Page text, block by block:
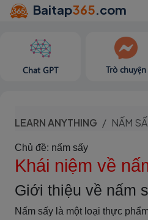
Baitap365.com
Chat GPT Trò chuyện
LEARN ANYTHING NẤM
Chủ đề: nấm sấy
Khái niệm về
Giới thiệu về nấm
Nấm sấy là một loại thực